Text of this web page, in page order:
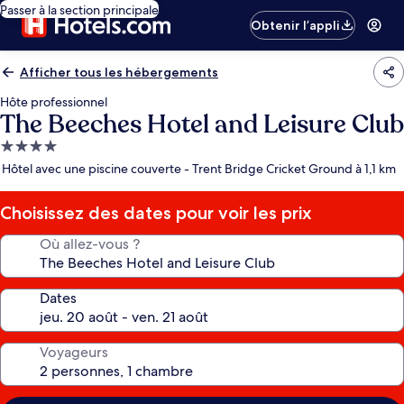
Passer à la section principale
Obtenir l’appli
Afficher tous les hébergements
Hôte professionnel
The Beeches Hotel and Leisure Club
Hébergement
4.0 étoiles
Hôtel avec une piscine couverte - Trent Bridge Cricket Ground à 1,1 km
Choisissez des dates pour voir les prix
Où allez-vous ?
Dates
Voyageurs